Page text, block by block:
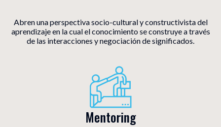
Abren una perspectiva socio-cultural y constructivista del
aprendizaje en la cual el conocimiento se construye a través
de las interacciones y negociación de significados.
Mentoring